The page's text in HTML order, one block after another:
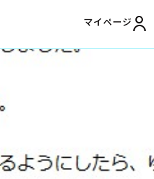
マイページ